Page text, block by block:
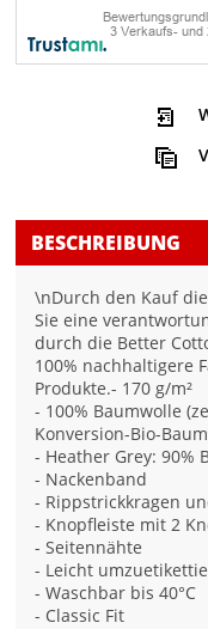
BESCHREIBUNG
\nDurch den Kauf
Sie eine
durch die Better
100% nachhaltigere
Produkte.- 170 g/m²
- 100% Baumwolle
Konversion-Bio-
- Heather Grey: 90%
- Nackenband
- Rippstrickkragen
- Knopfleiste mit 2
- Seitennähte
- Leicht
- Waschbar bis 40°C
- Classic Fit